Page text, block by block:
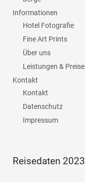
Informationen
Hotel Fotografie
Fine Art Prints
Über uns
Leistungen & Preise
Kontakt
Kontakt
Datenschutz
Impressum
Reisedaten 2023